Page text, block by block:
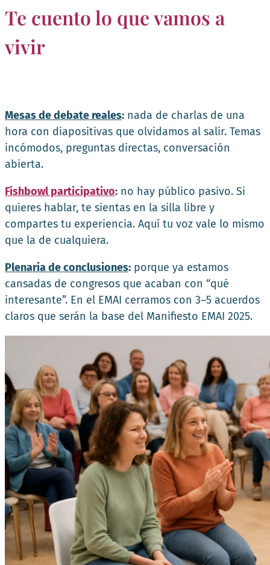
Te cuento lo que vamos a
vivir
Mesas de debate reales: nada de charlas de una
hora con diapositivas que olvidamos al salir. Temas
incómodos, preguntas directas, conversación
abierta.
Fishbowl participativo: no hay público pasivo. Si
quieres hablar, te sientas en la silla libre y
compartes tu experiencia. Aquí tu voz vale lo mismo
que la de cualquiera.
Plenaria de conclusiones: porque ya estamos
cansadas de congresos que acaban con “qué
interesante”. En el EMAI cerramos con 3–5 acuerdos
claros que serán la base del Manifiesto EMAI 2025.